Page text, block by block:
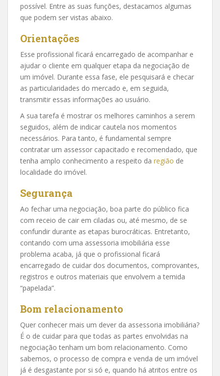
possível. Entre as suas funções, destacamos algumas
que podem ser vistas abaixo.
Orientações
Esse profissional ficará encarregado de acompanhar e
ajudar o cliente em qualquer etapa da negociação de
um imóvel. Durante essa fase, ele pesquisará e checar
as particularidades do mercado e, em seguida,
transmitir essas informações ao usuário.
A sua tarefa é mostrar os melhores caminhos a serem
seguidos, além de indicar cautela nos momentos
necessários. Para tanto, é fundamental sempre
contratar um assessor capacitado e recomendado, que
tenha amplo conhecimento a respeito da região de
localidade do imóvel.
Segurança
Ao fechar uma negociação, boa parte do público fica
com receio de cair em ciladas ou, até mesmo, de se
confundir durante as etapas burocráticas. Entretanto,
contando com uma assessoria imobiliária esse
problema acaba, já que o profissional ficará
encarregado de cuidar dos documentos, comprovantes,
registros e outros materiais que envolvem a temida
“papelada”.
Bom relacionamento
Quer conhecer mais um dever da assessoria imobiliária?
É o de cuidar para que todas as partes envolvidas na
negociação tenham um bom relacionamento. Como
sabemos, o processo de compra e venda de um imóvel
já é desgastante por si só e, quando há atritos entre os